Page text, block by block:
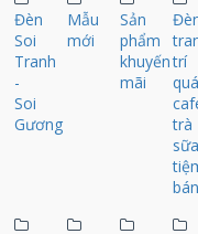
Đèn
Soi
Tranh
-
Soi
Gương
Mẫu
mới
Sản
phẩm
khuyến
mãi
trí
trà